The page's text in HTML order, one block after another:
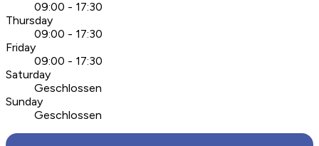
09:00 - 17:30
Thursday
09:00 - 17:30
Friday
09:00 - 17:30
Saturday
Geschlossen
Sunday
Geschlossen